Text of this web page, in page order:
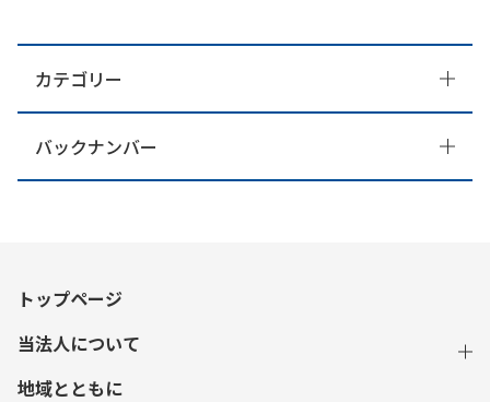
カテゴリー
バックナンバー
トップページ
当法人について
地域とともに